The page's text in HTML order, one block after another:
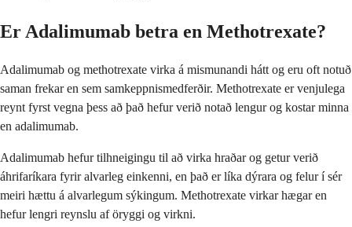
Er Adalimumab betra en Methotrexate?
Adalimumab og methotrexate virka á mismunandi hátt og eru oft notuð
saman frekar en sem samkeppnismedferðir. Methotrexate er venjulega
reynt fyrst vegna þess að það hefur verið notað lengur og kostar minna
en adalimumab.
Adalimumab hefur tilhneigingu til að virka hraðar og getur verið
áhrifaríkara fyrir alvarleg einkenni, en það er líka dýrara og felur í sér
meiri hættu á alvarlegum sýkingum. Methotrexate virkar hægar en
hefur lengri reynslu af öryggi og virkni.